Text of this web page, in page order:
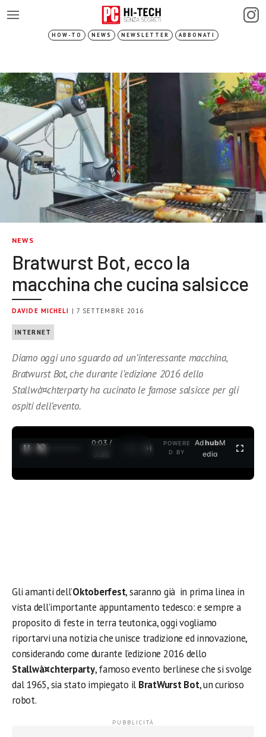
HOW-TO NEWS NEWSLETTER ABBONATI
NEWS
Bratwurst Bot, ecco la
macchina che cucina salsicce
DAVIDE MICHELI | 7 SETTEMBRE 2016
INTERNET
Diamo oggi uno sguardo ad un’interessante macchina,
Bratwurst Bot, che durante l’edizione 2016 dello
Stallwà¤chterparty ha cucinato le famose salsicce per gli
ospiti dell’evento.
0:04 /
3:35
POWERE
D BY
AdhubM
edia
Gli amanti dell’Oktoberfest, saranno già in prima linea in
vista dell’importante appuntamento tedesco: e sempre a
proposito di feste in terra teutonica, oggi vogliamo
riportarvi una notizia che unisce tradizione ed innovazione,
considerando come durante l’edizione 2016 dello
Stallwà¤chterparty, famoso evento berlinese che si svolge
dal 1965, sia stato impiegato il BratWurst Bot, un curioso
robot.